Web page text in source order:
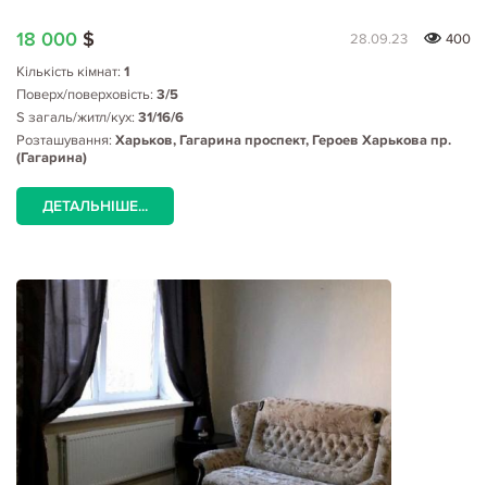
18 000 $ 28.09.23
400
Кількість кімнат: 1
Поверх/поверховість: 3/5
S загаль/житл/кух: 31/16/6
Розташування: Харьков, Гагарина проспект, Героев Харькова пр.
(Гагарина)
ДЕТАЛЬНІШЕ...